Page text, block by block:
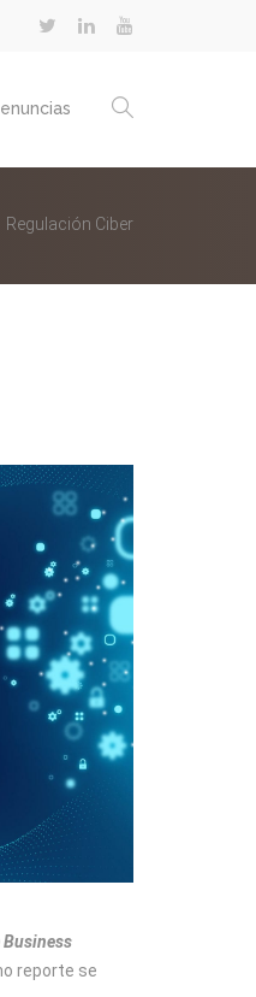
Regulación Ciber
Business
reporte se